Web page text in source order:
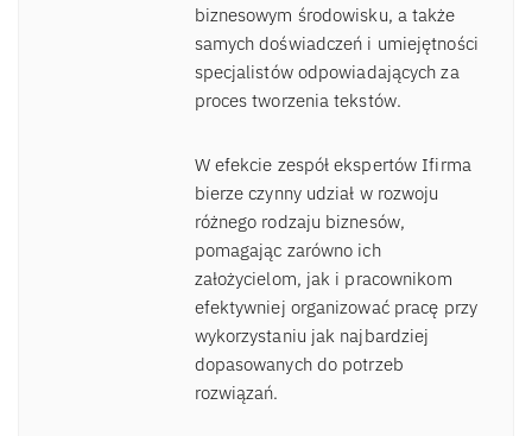
biznesowym środowisku, a także
samych doświadczeń i umiejętności
specjalistów odpowiadających za
proces tworzenia tekstów.
W efekcie zespół ekspertów Ifirma
bierze czynny udział w rozwoju
różnego rodzaju biznesów,
pomagając zarówno ich
założycielom, jak i pracownikom
efektywniej organizować pracę przy
wykorzystaniu jak najbardziej
dopasowanych do potrzeb
rozwiązań.